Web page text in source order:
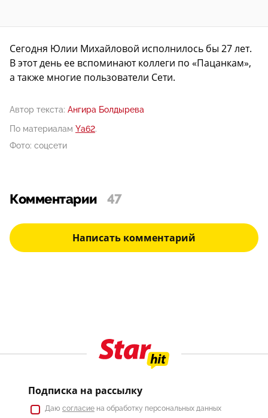
Сегодня Юлии Михайловой исполнилось бы 27 лет.
В этот день ее вспоминают коллеги по «Пацанкам»,
а также многие пользователи Сети.
Автор текста: Ангира Болдырева
По материалам Ya62.
Фото: соцсети
Комментарии 47
Написать комментарий
Подписка на рассылку
Даю согласие на обработку персональных данных